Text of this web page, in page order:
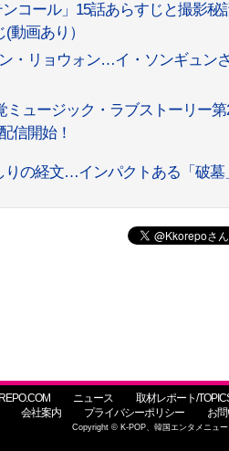
コール」15話あらすじと撮影
動画あり）
・リョウォン…イ・ソンギュン
ュージック・ラブストーリー
信開始！
りの経文…インパクトある「破墓
ニュース 取材レポート/
会社案内
プライバシーポリシー お
Copyright © K-POP、韓国エンタメニュ